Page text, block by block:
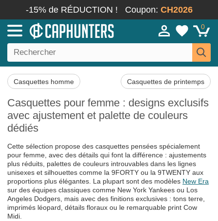
-15% de RÉDUCTION ! Coupon: CH2026
0
Casquettes homme Casquettes de printemps
Casquettes pour femme : designs exclusifs
avec ajustement et palette de couleurs
dédiés
Cette sélection propose des casquettes pensées spécialement
pour femme, avec des détails qui font la différence : ajustements
plus réduits, palettes de couleurs introuvables dans les lignes
unisexes et silhouettes comme la 9FORTY ou la 9TWENTY aux
proportions plus élégantes. La plupart sont des modèles New Era
sur des équipes classiques comme New York Yankees ou Los
Angeles Dodgers, mais avec des finitions exclusives : tons terre,
imprimés léopard, détails floraux ou le remarquable print Cow
Midi.